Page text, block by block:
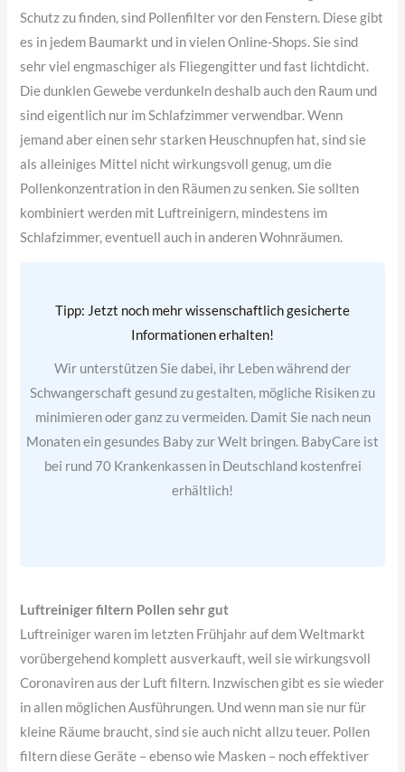
Schutz zu finden, sind Pollenfilter vor den Fenstern. Diese gibt
es in jedem Baumarkt und in vielen Online-Shops. Sie sind
sehr viel engmaschiger als Fliegengitter und fast lichtdicht.
Die dunklen Gewebe verdunkeln deshalb auch den Raum und
sind eigentlich nur im Schlafzimmer verwendbar. Wenn
jemand aber einen sehr starken Heuschnupfen hat, sind sie
als alleiniges Mittel nicht wirkungsvoll genug, um die
Pollenkonzentration in den Räumen zu senken. Sie sollten
kombiniert werden mit Luftreinigern, mindestens im
Schlafzimmer, eventuell auch in anderen Wohnräumen.
Tipp: Jetzt noch mehr wissenschaftlich gesicherte
Informationen erhalten!
Wir unterstützen Sie dabei, ihr Leben während der
Schwangerschaft gesund zu gestalten, mögliche Risiken zu
minimieren oder ganz zu vermeiden. Damit Sie nach neun
Monaten ein gesundes Baby zur Welt bringen. BabyCare ist
bei rund 70 Krankenkassen in Deutschland kostenfrei
erhältlich!
Luftreiniger filtern Pollen sehr gut
Luftreiniger waren im letzten Frühjahr auf dem Weltmarkt
vorübergehend komplett ausverkauft, weil sie wirkungsvoll
Coronaviren aus der Luft filtern. Inzwischen gibt es sie wieder
in allen möglichen Ausführungen. Und wenn man sie nur für
kleine Räume braucht, sind sie auch nicht allzu teuer. Pollen
filtern diese Geräte – ebenso wie Masken – noch effektiver